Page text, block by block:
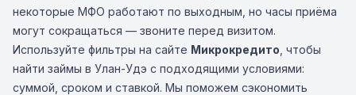
некоторые МФО работают по выходным, но часы приёма
могут сокращаться — звоните перед визитом.
Используйте фильтры на сайте Микрокредито , чтобы
найти займы в Улан-Удэ с подходящими условиями:
суммой, сроком и ставкой. Мы поможем сэкономить